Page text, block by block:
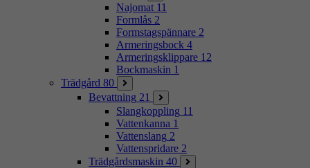
Najomat 11
Formlås 2
Formstagspännare 2
Armeringsbock 4
Armeringsklippare 12
Bockmaskin 1
Trädgård 80
Bevattning 21
Slangkoppling 11
Vattenkanna 1
Vattenslang 2
Vattenspridare 2
Trädgårdsmaskin 40